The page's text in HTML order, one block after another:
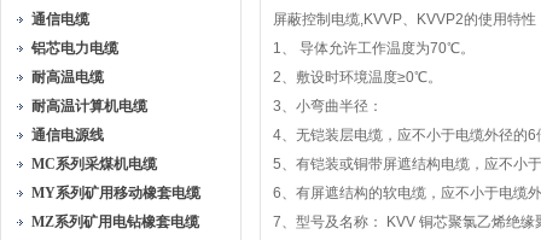
通信电缆
铝芯电力电缆
耐高温电缆
耐高温计算机电缆
通信电源线
MC系列采煤机电缆
MY系列矿用移动橡套电缆
MZ系列矿用电钻橡套电缆
屏蔽控制电缆,KVVP、KVVP2的使用特性
1、 导体允许工作温度为70℃。
2、敷设时环境温度≥0℃。
3、小弯曲半径：
4、无铠装层电缆，应不小于电缆外径的6
5、有铠装或铜带屏遮结构电缆，应不小
6、有屏遮结构的软电缆，应不小于电缆
7、型号及名称： KVV 铜芯聚氯乙烯绝缘